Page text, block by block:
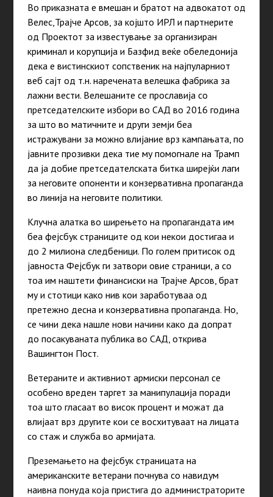
Во приказната е вмешан и братот на адвокатот од
Велес,Трајче Арсов, за којшто ИРЛ и партнерите
од Проектот за известување за организиран
криминал и корупција и Базфид веќе обеледонија
дека е вистинскиот сопственик на најпуларниот
веб сајт од т.н. наречената велешка фабрика за
лажни вести. Велешаните се прославија со
претседателските избори во САД во 2016 година
за што во матичните и други земји беа
истражувани за можно влијание врз кампањата, по
јавните прозивки дека тие му помогнале на Трамп
да ја добие претседателската битка ширејќи лаги
за неговите опоненти и конзервативна пропаганда
во линија на неговите политики.
Клучна алатка во ширењето на пропагандата им
беа фејсбук страниците од кои некои достигаа и
до 2 милиона следбеници. По голем притисок од
јавноста Фејсбук ги затвори овие страници, а со
тоа им наштети финансиски на Трајче Арсов, брат
му и стотици како нив кои заработуваа од
претежно десна и конзервативна пропаганда. Но,
се чини дека нашле нови начини како да допрат
до посакуваната публика во САД, открива
Вашингтон Пост.
Ветераните и активниот армиски персонал се
особено вреден таргет за манипулација поради
тоа што гласаат во висок процент и можат да
влијаат врз другите кои се восхитуваат на лицата
со стаж и служба во армијата.
Преземањето на фејсбук страницата на
американските ветерани почнува со навидум
наивна понуда која пристига до администраторите